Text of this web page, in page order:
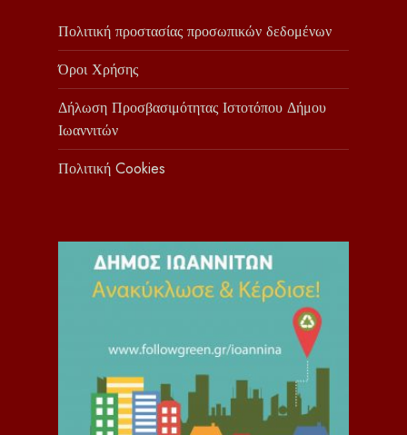
Πολιτική προστασίας προσωπικών δεδομένων
Όροι Χρήσης
Δήλωση Προσβασιμότητας Ιστοτόπου Δήμου
Ιωαννιτών
Πολιτική Cookies